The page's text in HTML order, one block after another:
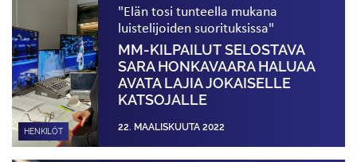
HENKILÖT
"Elän tosi tunteella mukana
luistelijoiden suorituksissa"
MM-KILPAILUT SELOSTAVA
SARA HONKAVAARA HALUAA
AVATA LAJIA JOKAISELLE
KATSOJALLE
22. MAALISKUUTA 2022